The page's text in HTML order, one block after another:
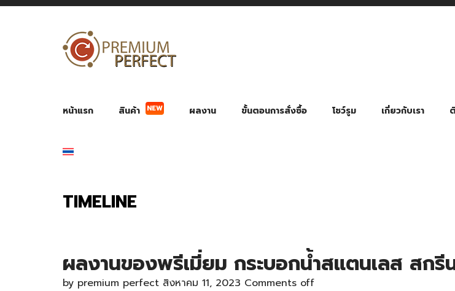
หน้าแรก สินค้า NEW ผลงาน ขั้นตอนการสั่งซื้อ โชว์รูม เกี่ยวกับเรา
TIMELINE
ผลงานของพรีเมี่ยม กระบอกน้ำสแตนเลส สกรีน
by premium perfect สิงหาคม 11, 2023 Comments off